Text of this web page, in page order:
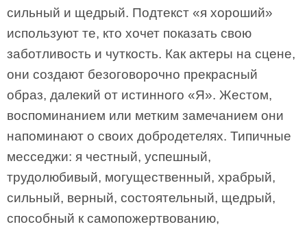
сильный и щедрый. Подтекст «я хороший»
используют те, кто хочет показать свою
заботливость и чуткость. Как актеры на сцене,
они создают безоговорочно прекрасный
образ, далекий от истинного «Я». Жестом,
воспоминанием или метким замечанием они
напоминают о своих добродетелях. Типичные
месседжи: я честный, успешный,
трудолюбивый, могущественный, храбрый,
сильный, верный, состоятельный, щедрый,
способный к самопожертвованию,